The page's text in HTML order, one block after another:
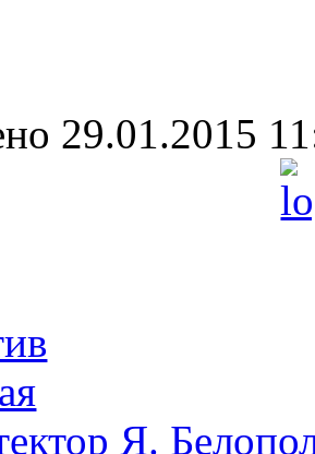
29.01.2015
Я.